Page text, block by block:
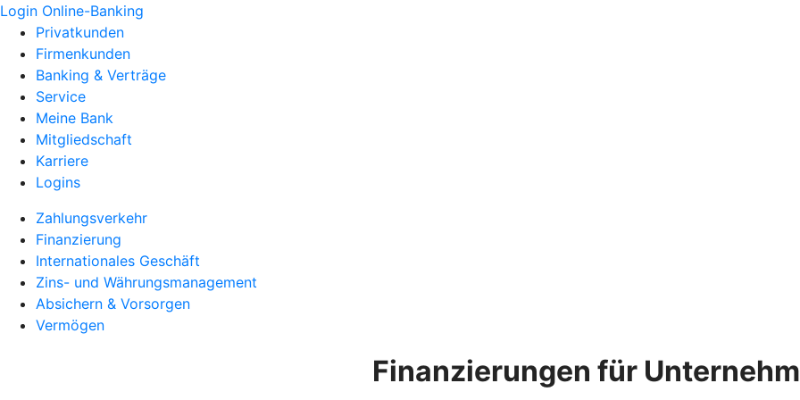
Login Online-Banking
Privatkunden
Firmenkunden
Banking & Verträge
Service
Meine Bank
Mitgliedschaft
Karriere
Logins
Zahlungsverkehr
Finanzierung
Internationales Geschäft
Zins- und Währungsmanagement
Absichern & Vorsorgen
Vermögen
Finanzierungen für